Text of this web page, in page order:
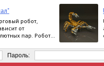
робот,
от
пар. Робот
Пароль: